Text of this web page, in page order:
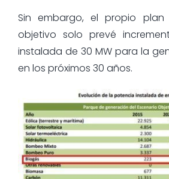
Sin embargo, el propio
objetivo solo prevé
instalada de 30 MW para la
en los próximos 30 años.